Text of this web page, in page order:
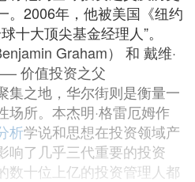
。2006年，他被美国《纽约
十大顶尖基金经理人”。
Graham） 和 戴维·
价值投资之父
集之地，华尔街则是衡量一
场所。本杰明·格雷厄姆作
析学说和思想在投资领域产
响了几乎三代重要的投资
数十位上亿的投资管理人都